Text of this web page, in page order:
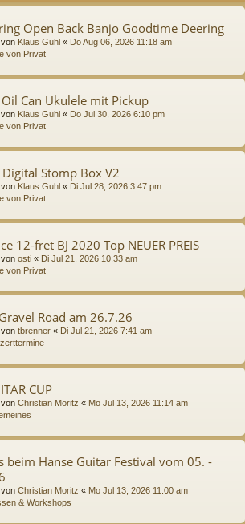
Open Back Banjo Goodtime Deering
von Klaus Guhl « Do Aug 06, 2026 11:18 am
von Privat
Can Ukulele mit Pickup
von Klaus Guhl « Do Jul 30, 2026 6:10 pm
von Privat
Stomp Box V2
von Klaus Guhl « Di Jul 28, 2026 3:47 pm
von Privat
12-fret BJ 2020 Top NEUER PREIS
von osti « Di Jul 21, 2026 10:33 am
von Privat
Road am 26.7.26
von tbrenner « Di Jul 21, 2026 7:41 am
CUP
von Christian Moritz « Mo Jul 13, 2026 11:14 am
beim Hanse Guitar Festival vom 05. -
von Christian Moritz « Mo Jul 13, 2026 11:00 am
& Workshops